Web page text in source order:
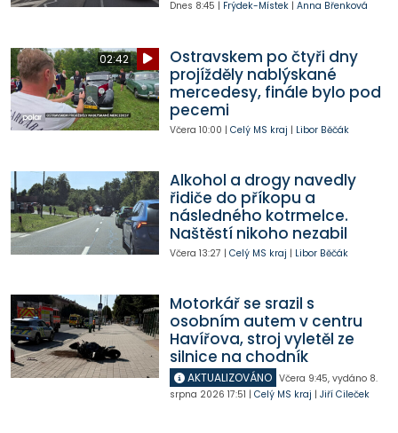
Dnes 8:45 | Frýdek-Místek| Anna Břenková
02:42
Ostravskem po čtyři dny
projížděly nablýskané
mercedesy, finále bylo pod
pecemi
Včera 10:00 | Celý MS kraj | Libor Běčák
Alkohol a drogy navedly
řidiče do příkopu a
následného kotrmelce.
Naštěstí nikoho nezabil
Včera 13:27 | Celý MS kraj | Libor Běčák
Motorkář se srazil s
osobním autem v centru
Havířova, stroj vyletěl ze
silnice na chodník
AKTUALIZOVÁNO Včera 9:45, vydáno 8.
srpna 2026 17:51 | Celý MS kraj | Jiří Cileček